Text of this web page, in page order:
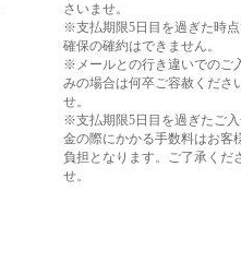
さいませ。
※支払期限5日目を過ぎた時
確保の確約はできません。
※メールとの行き違いでのご
みの場合は何卒ご容赦くださ
せ。
※支払期限5日目を過ぎたご
金の際にかかる手数料はお客
負担となります。ご了承くだ
せ。